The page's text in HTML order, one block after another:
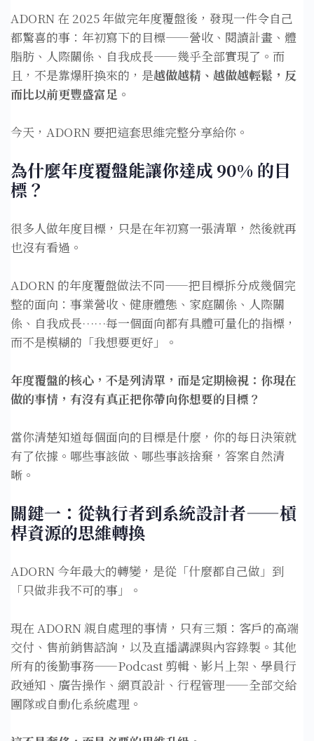
ADORN 在 2025 年做完年度覆盤後，發現一件令自己
都驚喜的事：年初寫下的目標——營收、閱讀計畫、體
脂肪、人際關係、自我成長——幾乎全部實現了。而
且，不是靠爆肝換來的，是越做越精、越做越輕鬆，反
而比以前更豐盛富足。
今天，ADORN 要把這套思維完整分享給你。
為什麼年度覆盤能讓你達成 90% 的目
標？
很多人做年度目標，只是在年初寫一張清單，然後就再
也沒有看過。
ADORN 的年度覆盤做法不同——把目標拆分成幾個完
整的面向：事業營收、健康體態、家庭關係、人際關
係、自我成長……每一個面向都有具體可量化的指標，
而不是模糊的「我想要更好」。
年度覆盤的核心，不是列清單，而是定期檢視：你現在
做的事情，有沒有真正把你帶向你想要的目標？
當你清楚知道每個面向的目標是什麼，你的每日決策就
有了依據。哪些事該做、哪些事該捨棄，答案自然清
晰。
關鍵一：從執行者到系統設計者——槓
桿資源的思維轉換
ADORN 今年最大的轉變，是從「什麼都自己做」到
「只做非我不可的事」。
現在 ADORN 親自處理的事情，只有三類：客戶的高端
交付、售前銷售諮詢，以及直播講課與內容錄製。其他
所有的後勤事務——Podcast 剪輯、影片上架、學員行
政通知、廣告操作、網頁設計、行程管理——全部交給
團隊或自動化系統處理。